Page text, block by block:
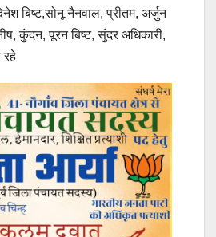
बिष्ट,सोनू नैनवाल, प्रीतम, अर्जुन
कुंदन, पूरन बिष्ट, सुंदर अधिकारी,
रहे